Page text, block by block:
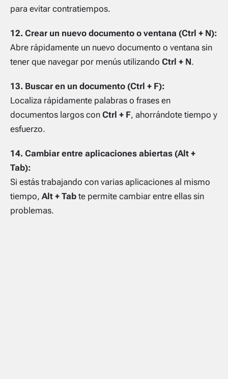
para evitar contratiempos.
12. Crear un nuevo documento o ventana (Ctrl + N):
Abre rápidamente un nuevo documento o ventana sin
tener que navegar por menús utilizando Ctrl + N.
13. Buscar en un documento (Ctrl + F):
Localiza rápidamente palabras o frases en
documentos largos con Ctrl + F, ahorrándote tiempo y
esfuerzo.
14. Cambiar entre aplicaciones abiertas (Alt +
Tab):
Si estás trabajando con varias aplicaciones al mismo
tiempo, Alt + Tab te permite cambiar entre ellas sin
problemas.